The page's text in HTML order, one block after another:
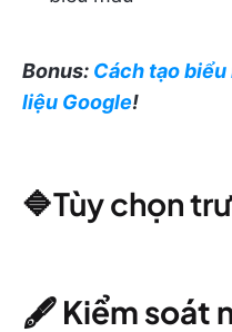
Bonus: Cách tạo
liệu Google!
🔷Tùy chọn
🖋 Kiểm soát